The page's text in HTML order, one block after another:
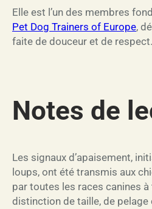
Elle est l’un des membres
Pet Dog Trainers of Europe,
faite de douceur et de respect.
Notes de
Les signaux d’apaisement,
loups, ont été transmis aux
par toutes les races canines
distinction de taille, de